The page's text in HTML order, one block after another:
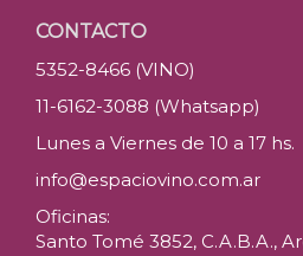
CONTACTO
5352-8466 (VINO)
11-6162-3088 (Whatsapp)
Lunes a Viernes de 10 a 17 hs.
info@espaciovino.com.ar
Oficinas:
Santo Tomé 3852, C.A.B.A.,